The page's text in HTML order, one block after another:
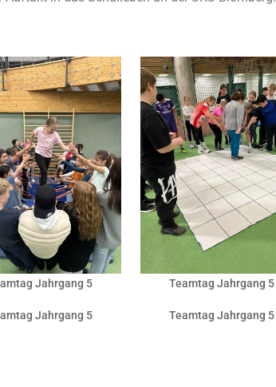
Jahrgang 5 Teamtag Jahrgang 5
Jahrgang 5 Teamtag Jahrgang 5